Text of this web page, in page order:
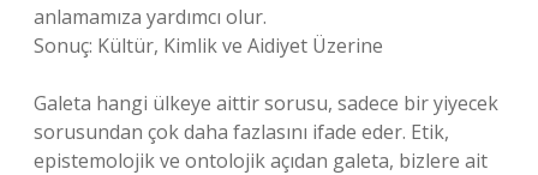
anlamamıza yardımcı olur.
Sonuç: Kültür, Kimlik ve Aidiyet Üzerine
Galeta hangi ülkeye aittir sorusu, sadece bir yiyecek
sorusundan çok daha fazlasını ifade eder. Etik,
epistemolojik ve ontolojik açıdan galeta, bizlere ait